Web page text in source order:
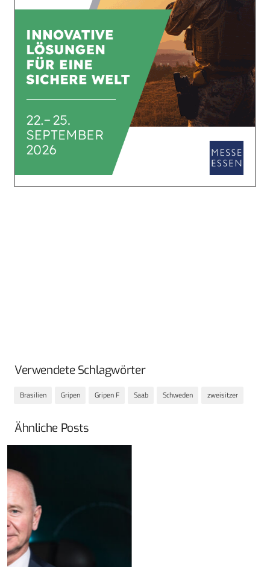
Verwendete Schlagwörter
Brasilien Gripen Gripen F Saab Schweden zweisitzer
Ähnliche Posts